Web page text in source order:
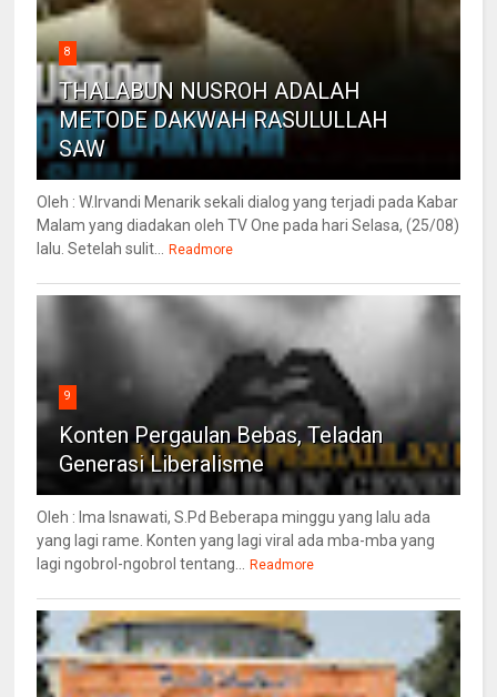
8
THALABUN NUSROH ADALAH
METODE DAKWAH RASULULLAH
SAW
Oleh : W.Irvandi Menarik sekali dialog yang terjadi pada Kabar
Malam yang diadakan oleh TV One pada hari Selasa, (25/08)
lalu. Setelah sulit... Readmore
9
Konten Pergaulan Bebas, Teladan
Generasi Liberalisme
Oleh : Ima Isnawati, S.Pd Beberapa minggu yang lalu ada
yang lagi rame. Konten yang lagi viral ada mba-mba yang
lagi ngobrol-ngobrol tentang... Readmore